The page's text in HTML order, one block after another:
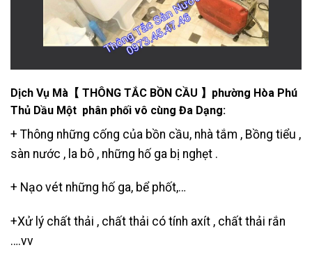
Dịch Vụ Mà【 THÔNG TẮC BỒN CẦU 】phường Hòa Phú
Thủ Dầu Một phân phối vô cùng Đa Dạng:
+ Thông những cống của bồn cầu, nhà tắm , Bồng tiểu ,
sàn nước , la bô , những hố ga bị nghẹt .
+ Nạo vét những hố ga, bể phốt,…
+Xử lý chất thải , chất thải có tính axít , chất thải rắn
….vv